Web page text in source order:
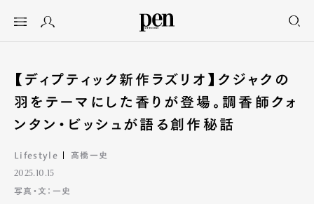
【ディプティック新作ラズリオ】クジャクの
羽をテーマにした香りが登場。調香師クォ
ンタン・ビッシュが語る創作秘話
Lifestyle 高橋一史
2025.10.15
写真・文：一史